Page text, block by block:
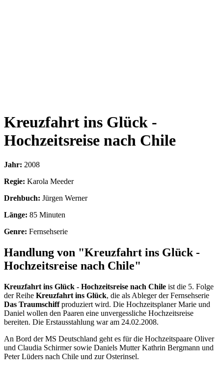
Kreuzfahrt ins Glück -
Hochzeitsreise nach Chile
Jahr: 2008
Regie: Karola Meeder
Drehbuch: Jürgen Werner
Länge: 85 Minuten
Genre: Fernsehserie
Handlung von "Kreuzfahrt ins Glück -
Hochzeitsreise nach Chile"
Kreuzfahrt ins Glück - Hochzeitsreise nach Chile ist die 5. Folge
der Reihe Kreuzfahrt ins Glück, die als Ableger der Fernsehserie
Das Traumschiffproduziert wird. Die Hochzeitsplaner Marie und
Daniel wollen den Paaren eine unvergessliche Hochzeitsreise
bereiten. Die Erstausstahlung war am 24.02.2008.
An Bord der MS Deutschland geht es für die Hochzeitspaare Oliver
und Claudia Schirmer sowie Daniels Mutter Kathrin Bergmann und
Peter Lüders nach Chile und zur Osterinsel.